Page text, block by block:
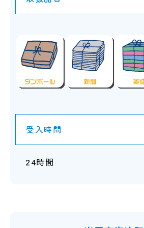
受入時間
24時間